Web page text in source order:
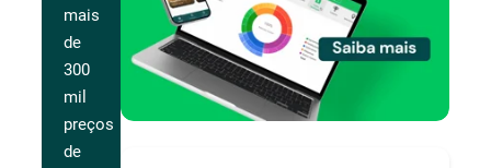
mais
de
300
mil
preços
de